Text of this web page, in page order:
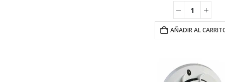
AÑADIR AL